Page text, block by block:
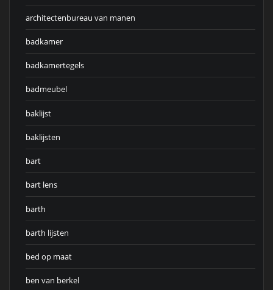
architectenbureau van manen
badkamer
badkamertegels
badmeubel
baklijst
baklijsten
bart
bart lens
barth
barth lijsten
bed op maat
ben van berkel